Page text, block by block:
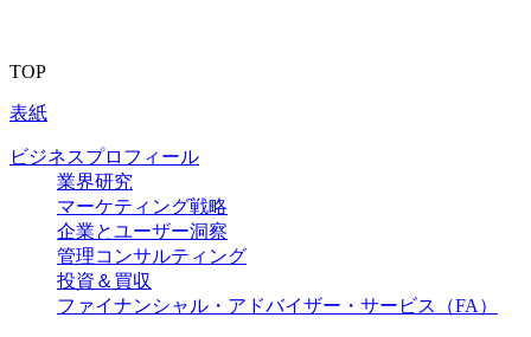
TOP
表紙
ビジネスプロフィール
業界研究
マーケティング戦略
企業とユーザー洞察
管理コンサルティング
投資＆買収
ファイナンシャル・アドバイザー・サービス（FA）